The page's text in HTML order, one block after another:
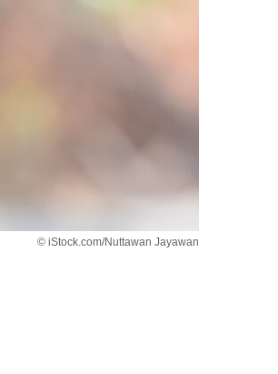
© iStock.com/Nuttawan Jayawan